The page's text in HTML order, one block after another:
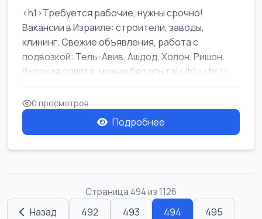
<h1>Требуется рабочие, нужны срочно!
Вакансии в Израиле: строители, заводы,
клининг. Свежие объявления, работа с
подвозкой: Тель-Авив, Ашдод, Холон, Ришон.
Высокая оплата, можно без опыта!</h1><br />
...
0 просмотров
Подробнее
Страница 494 из 1126
Назад 492 493 494 495